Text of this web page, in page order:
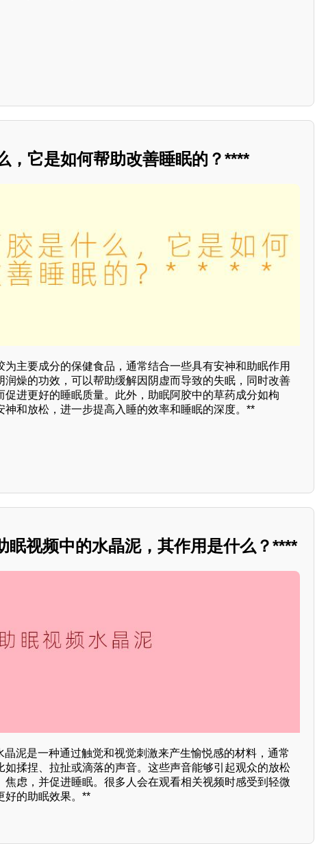
，它是如何帮助改善睡眠的？****
为主要成分的保健食品，通常结合一些具有安神和助眠作用
润燥的功效，可以帮助缓解因阴虚而导致的失眠，同时改善
促进更好的睡眠质量。此外，助眠阿胶中的草药成分如枸
神和放松，进一步提高入睡的效率和睡眠的深度。**
眠视频中的水晶泥，其作用是什么？****
泥是一种通过触觉和视觉刺激来产生愉悦感的材料，通常
如揉捏、拉扯或滴落的声音。这些声音能够引起观众的放松
焦虑，并促进睡眠。很多人会在观看相关视频时感受到轻微
好的助眠效果。**